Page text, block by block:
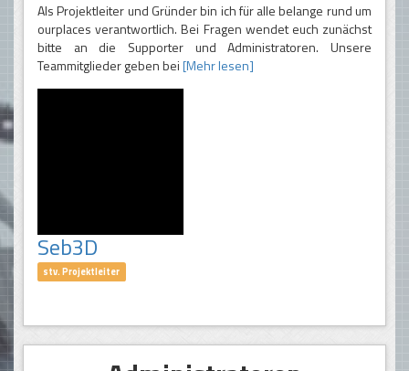
Als Projektleiter und Gründer bin ich für alle belange rund um
ourplaces verantwortlich. Bei Fragen wendet euch zunächst
bitte an die Supporter und Administratoren. Unsere
Teammitglieder geben bei[Mehr lesen]
Seb3D
stv. Projektleiter